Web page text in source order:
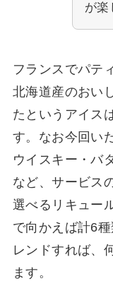
が楽
フランスでパテ
北海道産のおい
たというアイス
す。なお今回い
ウイスキー・バ
など、サービス
選べるリキュー
で向かえば計6
レンドすれば、
ます。